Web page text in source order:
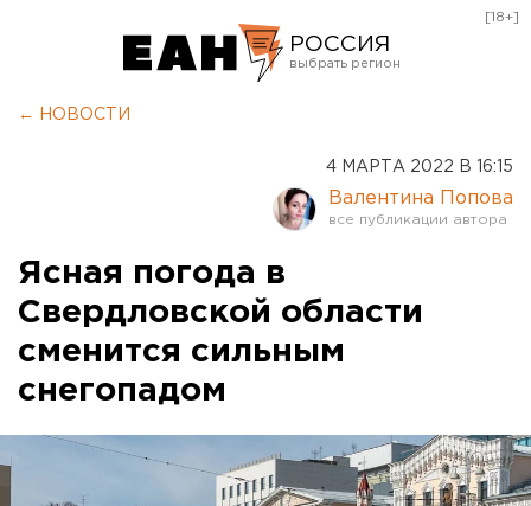
РОССИЯ
Курган
Оренбург
[18+]
← НОВОСТИ
4 МАРТА 2022 В 16:15
Валентина Попова
Ясная погода в
Свердловской области
сменится сильным
снегопадом